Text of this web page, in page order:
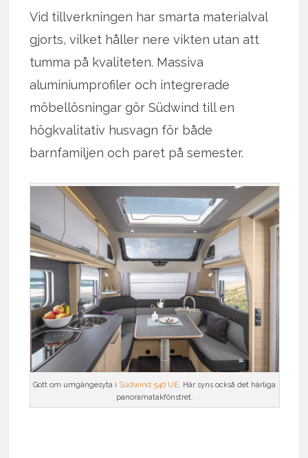
Vid tillverkningen har smarta materialval
gjorts, vilket håller nere vikten utan att
tumma på kvaliteten. Massiva
aluminiumprofiler och integrerade
möbellösningar gör Südwind till en
högkvalitativ husvagn för både
barnfamiljen och paret på semester.
Gott om umgängesyta i Südwind 540 UE. Här syns också det härliga
panoramatakfönstret.